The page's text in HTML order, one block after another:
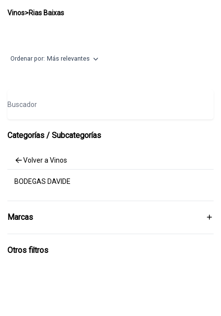
Rias Baixas
Vinos>Rias Baixas
Ordenar por: Más relevantes
Categorías / Subcategorías
Volver a Vinos
BODEGAS DAVIDE
Marcas
Otros filtros